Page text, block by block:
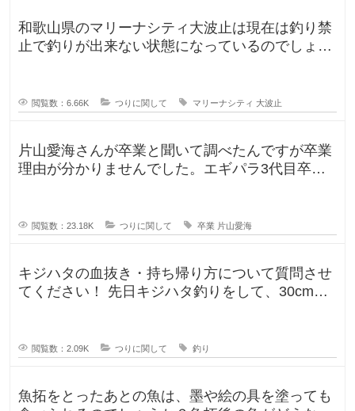
に
、
和歌山県のマリーナシティ大波止は現在は釣り禁
止で釣りが出来ない状態になっているのでしょう
閲覧数：6.66K つりに関して マリーナシティ 大波止
片山愛海さんが卒業と聞いて調べたんですが卒業
理由が分かりませんでした。エギパラ3代目卒業
閲覧数：23.18K つりに関して 卒業 片山愛海
キジハタの血抜き・持ち帰り方について質問させ
てください！ 先日キジハタ釣りをして、30cm台
閲覧数：2.09K つりに関して 釣り
魚拓をとったあとの魚は、墨や絵の具を塗っても